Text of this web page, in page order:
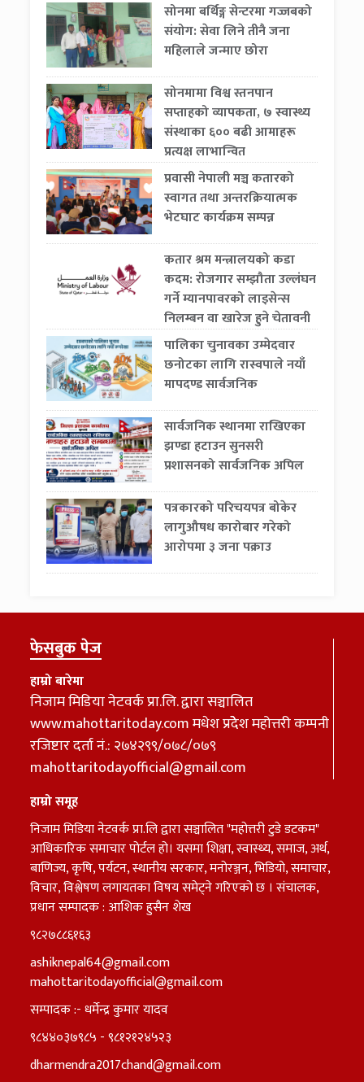
सोनमा बर्थिङ्ग सेन्टरमा गज्जबको
संयोग: सेवा लिने तीनै जना
महिलाले जन्माए छोरा
सोनमामा विश्व स्तनपान
सप्ताहको व्यापकता, ७ स्वास्थ्य
संस्थाका ६०० बढी आमाहरू
प्रत्यक्ष लाभान्वित
प्रवासी नेपाली मञ्च कतारको
स्वागत तथा अन्तरक्रियात्मक
भेटघाट कार्यक्रम सम्पन्न
कतार श्रम मन्त्रालयको कडा
कदम: रोजगार सम्झौता उल्लंघन
गर्ने म्यानपावरको लाइसेन्स
निलम्बन वा खारेज हुने चेतावनी
पालिका चुनावका उम्मेदवार
छनोटका लागि रास्वपाले नयाँ
मापदण्ड सार्वजनिक
सार्वजनिक स्थानमा राखिएका
झण्डा हटाउन सुनसरी
प्रशासनको सार्वजनिक अपिल
पत्रकारको परिचयपत्र बोकेर
लागुऔषध कारोबार गरेको
आरोपमा ३ जना पक्राउ
फेसबुक पेज
हाम्रो बारेमा
निजाम मिडिया नेटवर्क प्रा.लि. द्वारा सञ्चालित
www.mahottaritoday.com मधेश प्रदेेेश महोत्तरी कम्पनी
रजिष्टार दर्ता नं.: २७४२९९/०७८/०७९
mahottaritodayofficial@gmail.com
हाम्रो समूह
निजाम मिडिया नेटवर्क प्रा.लि द्वारा सञ्चालित "महोत्तरी टुडे डटकम"
आधिकारिक समाचार पोर्टल हो। यसमा शिक्षा, स्वास्थ्य, समाज, अर्थ,
बाणिज्य, कृषि, पर्यटन, स्थानीय सरकार, मनोरञ्जन, भिडियो, समाचार,
विचार, विश्लेषण लगायतका विषय समेट्ने गरिएको छ । संचालक,
प्रधान सम्पादक : आशिक हुसैन शेख
९८२७८८६१६३
ashiknepal64@gmail.com
mahottaritodayofficial@gmail.com
सम्पादक :- धर्मेन्द्र कुमार यादव
९८४४०३७९८५ - ९८१२१२४५२३
dharmendra2017chand@gmail.com